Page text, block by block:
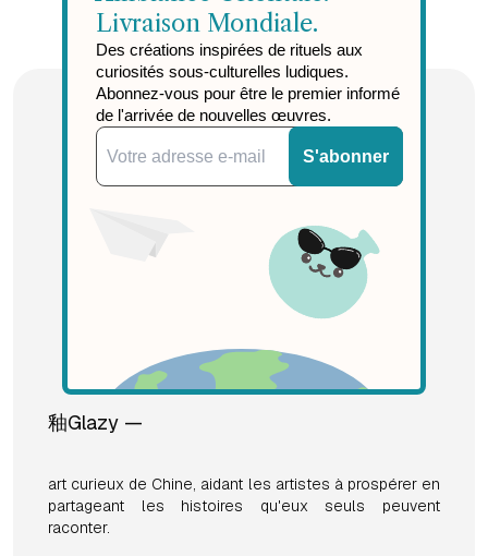
釉Glazy —
art curieux de Chine, aidant les artistes à prospérer en
partageant les histoires qu'eux seuls peuvent
raconter.
Livraison Mondiale.
Des créations inspirées de rituels aux
curiosités sous-culturelles ludiques.
Abonnez-vous pour être le premier informé
de l'arrivée de nouvelles œuvres.
S'abonner